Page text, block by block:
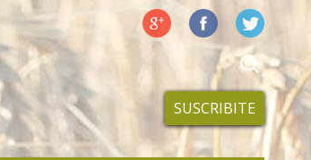
SUSCRIBITE